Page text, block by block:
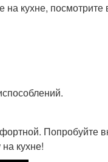
на кухне,
Попробуйте
кухне!